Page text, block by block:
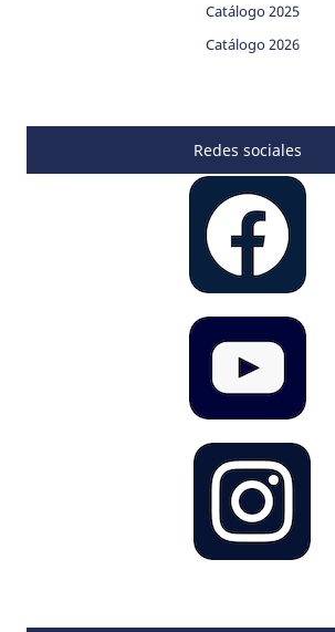
Catálogo 2025
Catálogo 2026
Redes sociales